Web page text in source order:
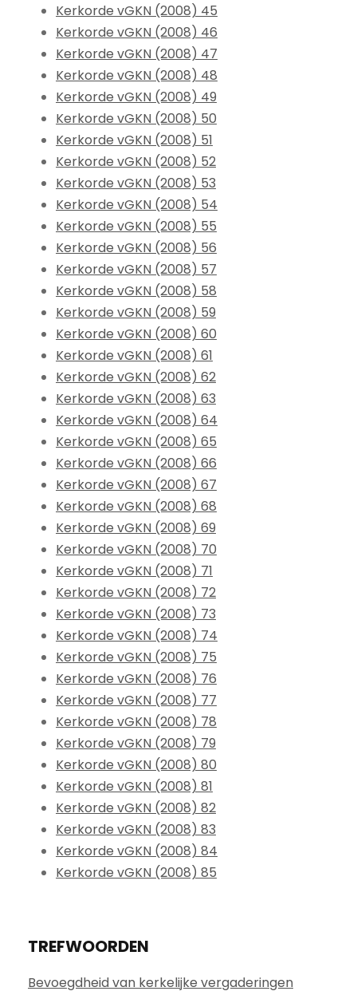
Kerkorde vGKN (2008) 45
Kerkorde vGKN (2008) 46
Kerkorde vGKN (2008) 47
Kerkorde vGKN (2008) 48
Kerkorde vGKN (2008) 49
Kerkorde vGKN (2008) 50
Kerkorde vGKN (2008) 51
Kerkorde vGKN (2008) 52
Kerkorde vGKN (2008) 53
Kerkorde vGKN (2008) 54
Kerkorde vGKN (2008) 55
Kerkorde vGKN (2008) 56
Kerkorde vGKN (2008) 57
Kerkorde vGKN (2008) 58
Kerkorde vGKN (2008) 59
Kerkorde vGKN (2008) 60
Kerkorde vGKN (2008) 61
Kerkorde vGKN (2008) 62
Kerkorde vGKN (2008) 63
Kerkorde vGKN (2008) 64
Kerkorde vGKN (2008) 65
Kerkorde vGKN (2008) 66
Kerkorde vGKN (2008) 67
Kerkorde vGKN (2008) 68
Kerkorde vGKN (2008) 69
Kerkorde vGKN (2008) 70
Kerkorde vGKN (2008) 71
Kerkorde vGKN (2008) 72
Kerkorde vGKN (2008) 73
Kerkorde vGKN (2008) 74
Kerkorde vGKN (2008) 75
Kerkorde vGKN (2008) 76
Kerkorde vGKN (2008) 77
Kerkorde vGKN (2008) 78
Kerkorde vGKN (2008) 79
Kerkorde vGKN (2008) 80
Kerkorde vGKN (2008) 81
Kerkorde vGKN (2008) 82
Kerkorde vGKN (2008) 83
Kerkorde vGKN (2008) 84
Kerkorde vGKN (2008) 85
TREFWOORDEN
Bevoegdheid van kerkelijke vergaderingen